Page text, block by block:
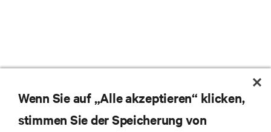
Wenn Sie auf „Alle akzeptieren“ klicken,
stimmen Sie der Speicherung von